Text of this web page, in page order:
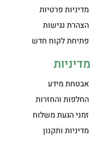
מדיניות פרטיות
הצהרת נגישות
פתיחת לקוח חדש
מדיניות
אבטחת מידע
החלפות והחזרות
זמני הגעת משלוח
מדיניות ותקנון